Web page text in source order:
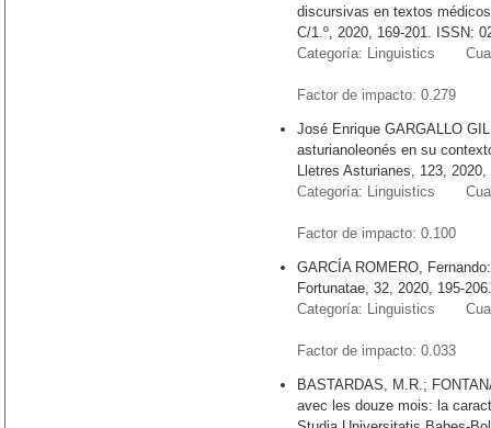
discursivas en textos
C/1.º, 2020, 169-201. ISSN:
Categoría: Linguistics
Factor de impacto:
José Enrique GARGALLO
asturianoleonés en su
Lletres Asturianes, 123,
Categoría: Linguistics
Factor de impacto:
GARCÍA ROMERO,
Fortunatae, 32, 2020, 195-
Categoría: Linguistics
Factor de impacto:
BASTARDAS, M.R.;
avec les douze mois: la